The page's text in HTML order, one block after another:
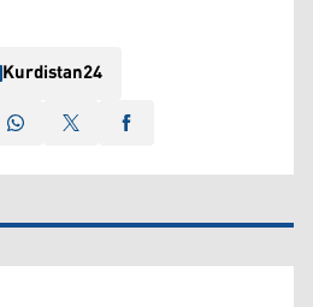
Kurdistan24